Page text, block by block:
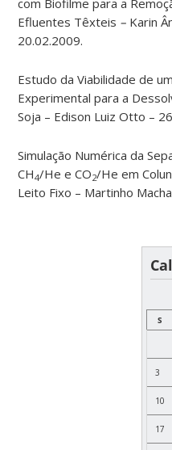
Efluentes Têxteis – Karin
20.02.2009.
Estudo da Viabilidade de
Experimental para a
Soja – Edison Luiz Otto –
Simulação Numérica da
CH4/He e CO2/He em
Leito Fixo – Martinho
S
3
10
17